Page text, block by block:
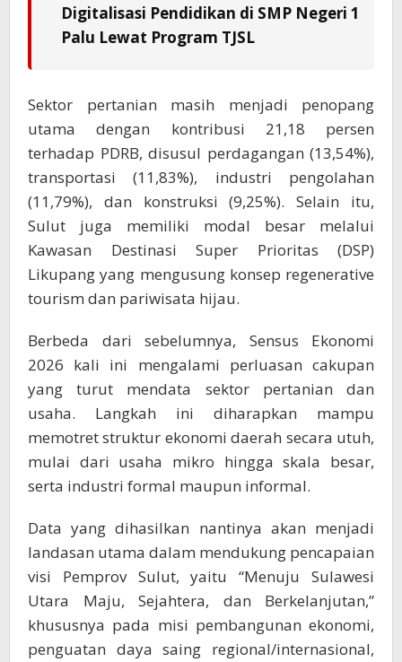
Digitalisasi Pendidikan di SMP Negeri 1
Palu Lewat Program TJSL
Sektor pertanian masih menjadi penopang
utama dengan kontribusi 21,18 persen
terhadap PDRB, disusul perdagangan (13,54%),
transportasi (11,83%), industri pengolahan
(11,79%), dan konstruksi (9,25%). Selain itu,
Sulut juga memiliki modal besar melalui
Kawasan Destinasi Super Prioritas (DSP)
Likupang yang mengusung konsep regenerative
tourism dan pariwisata hijau.
Berbeda dari sebelumnya, Sensus Ekonomi
2026 kali ini mengalami perluasan cakupan
yang turut mendata sektor pertanian dan
usaha. Langkah ini diharapkan mampu
memotret struktur ekonomi daerah secara utuh,
mulai dari usaha mikro hingga skala besar,
serta industri formal maupun informal.
Data yang dihasilkan nantinya akan menjadi
landasan utama dalam mendukung pencapaian
visi Pemprov Sulut, yaitu “Menuju Sulawesi
Utara Maju, Sejahtera, dan Berkelanjutan,”
khususnya pada misi pembangunan ekonomi,
penguatan daya saing regional/internasional,